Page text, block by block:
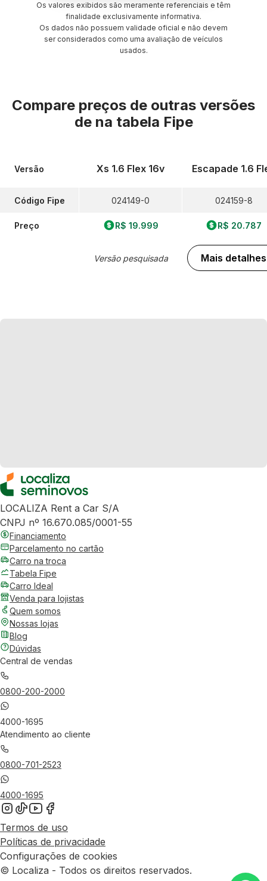
Os valores exibidos são meramente referenciais e têm
finalidade exclusivamente informativa.
Os dados não possuem validade oficial e não devem
ser considerados como uma avaliação de veículos
usados.
Compare preços de outras versões
de na tabela Fipe
Versão
Código Fipe
Preço
Xs 1.6 Flex 16v
024149-0
R$ 19.999
Versão pesquisada
Escapade 1.6
024159-8
R$ 20.787
Mais detalhes
LOCALIZA Rent a Car S/A
CNPJ nº 16.670.085/0001-55
Financiamento
Parcelamento no cartão
Carro na troca
Tabela Fipe
Carro Ideal
Venda para lojistas
Quem somos
Nossas lojas
Blog
Dúvidas
Central de vendas
0800-200-2000
4000-1695
Atendimento ao cliente
0800-701-2523
4000-1695
Termos de uso
Políticas de privacidade
Configurações de cookies
© Localiza - Todos os direitos reservados.